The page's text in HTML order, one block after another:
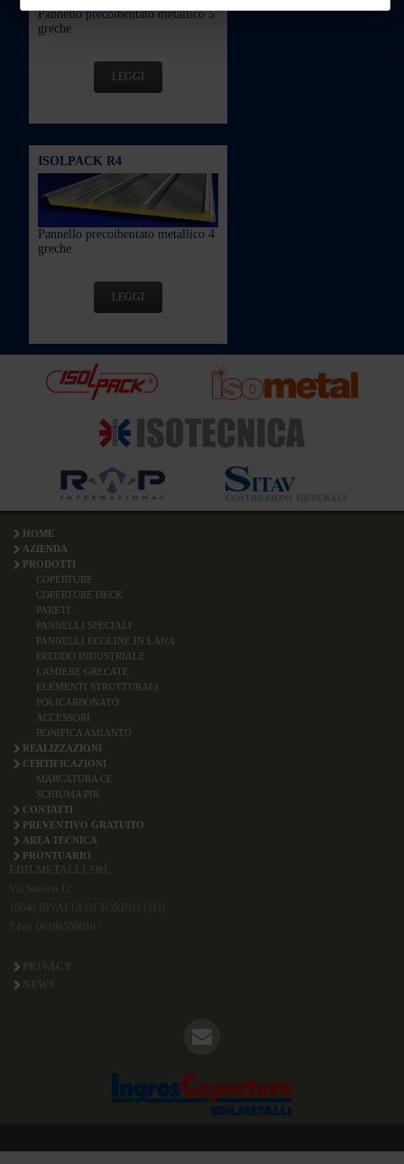
Pannello precoibentato metallico 5
greche
LEGGI
ISOLPACK R4
Pannello precoibentato metallico 4
greche
LEGGI
HOME
AZIENDA
PRODOTTI
COPERTURE
COPERTURE DECK
PARETI
PANNELLI SPECIALI
PANNELLI ECOLINE IN LANA
FREDDO INDUSTRIALE
LAMIERE GRECATE
ELEMENTI STRUTTURALI
POLICARBONATO
ACCESSORI
BONIFICA AMIANTO
REALIZZAZIONI
CERTIFICAZIONI
MARCATURA CE
SCHIUMA PIR
CONTATTI
PREVENTIVO GRATUITO
AREA TECNICA
PRONTUARIO